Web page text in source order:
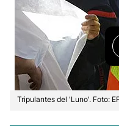
Tripulantes del 'Luno'. Foto: